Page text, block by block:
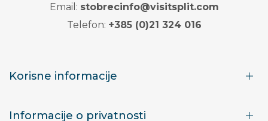
Email: stobrecinfo@visitsplit.com
Telefon: +385 (0)21 324 016
Korisne informacije
Informacije o privatnosti